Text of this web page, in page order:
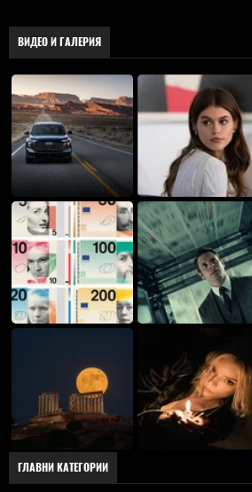
ВИДЕО И ГАЛЕРИЯ
ГЛАВНИ КАТЕГОРИИ